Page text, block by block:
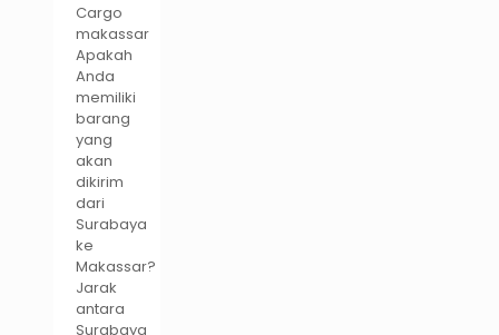
Cargo
makassar
Apakah
Anda
memiliki
barang
yang
akan
dikirim
dari
Surabaya
ke
Makassar?
Jarak
antara
Surabaya